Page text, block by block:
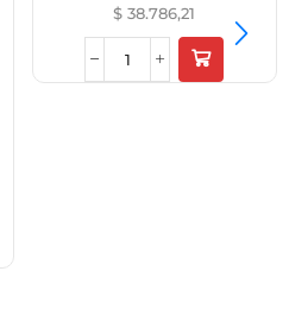
$ 38.786,21